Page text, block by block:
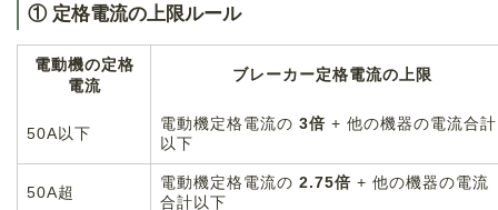
① 定格電流の上限ルール
電動機の定格
電流
ブレーカー定格電流の上限
50A以下
電動機定格電流の 3倍 + 他の機器の電流合計
以下
50A超
電動機定格電流の 2.75倍 + 他の機器の電流
合計以下